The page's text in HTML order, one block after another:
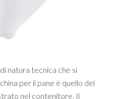
natura tecnica che si
per il pane è quello del
nel contenitore. Il